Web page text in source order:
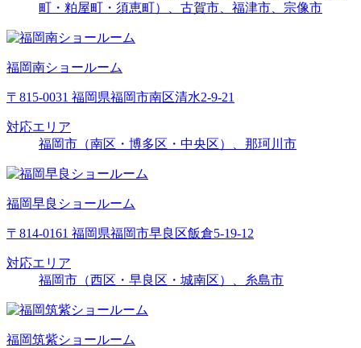
町・粕屋町・須恵町）、古賀市、福津市、宗像市
福岡南ショールーム
〒815-0031 福岡県福岡市南区清水2-9-21
対応エリア
福岡市（南区・博多区・中央区）、那珂川市
福岡早良ショールーム
〒814-0161 福岡県福岡市早良区飯倉5-19-12
対応エリア
福岡市（西区・早良区・城南区）、糸島市
福岡筑紫ショールーム